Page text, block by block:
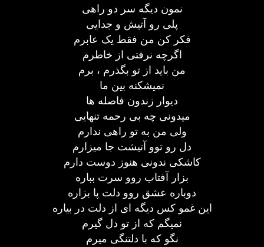
نمون دیگه سر دو راهی
پلی رو آتیش و جدایی
فکر کن من فقط یک عابرم
اگرچه نرفتی از خاطرم
من باید از تو بگذرم ، برم
نمیشکنه بین ما
دیوار زندون فاصله ها
میدونی چه بی رحمه تنهایی
ولی من به تو راهی ندارم
دل رو توو آتیشت جا میزارم
کاشکی ندونی هنوز دوست دارم
بزار آفتاب روو سرت بباره
دوباره عشق روو دلت پا بزاره
این غمو کس دیگه ای از دلت در بیاره
نمیگم که از تو دل گیرم
نگو که با دلتنگی میرم